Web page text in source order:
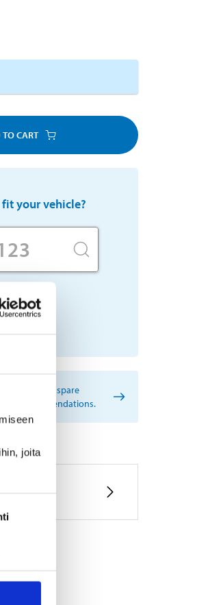
joita
CART
your vehicle?
number?
for spare
recommendations.